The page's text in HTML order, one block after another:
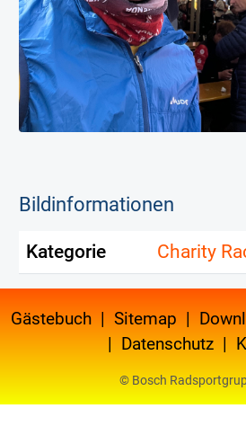
Bildinformationen
Kategorie Charity
Gästebuch| Sitemap |
| Datenschutz |
© Bosch